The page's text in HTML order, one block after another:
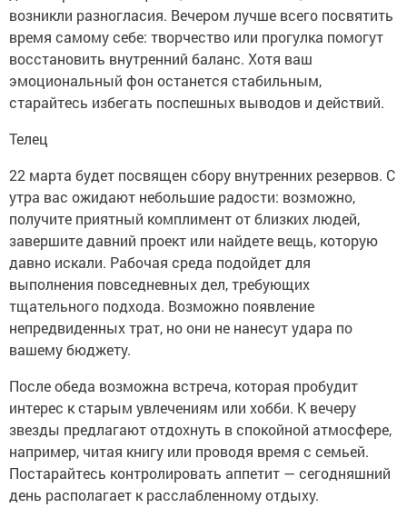
возникли разногласия. Вечером лучше всего посвятить
время самому себе: творчество или прогулка помогут
восстановить внутренний баланс. Хотя ваш
эмоциональный фон останется стабильным,
старайтесь избегать поспешных выводов и действий.
Телец
22 марта будет посвящен сбору внутренних резервов. С
утра вас ожидают небольшие радости: возможно,
получите приятный комплимент от близких людей,
завершите давний проект или найдете вещь, которую
давно искали. Рабочая среда подойдет для
выполнения повседневных дел, требующих
тщательного подхода. Возможно появление
непредвиденных трат, но они не нанесут удара по
вашему бюджету.
После обеда возможна встреча, которая пробудит
интерес к старым увлечениям или хобби. К вечеру
звезды предлагают отдохнуть в спокойной атмосфере,
например, читая книгу или проводя время с семьей.
Постарайтесь контролировать аппетит — сегодняшний
день располагает к расслабленному отдыху.